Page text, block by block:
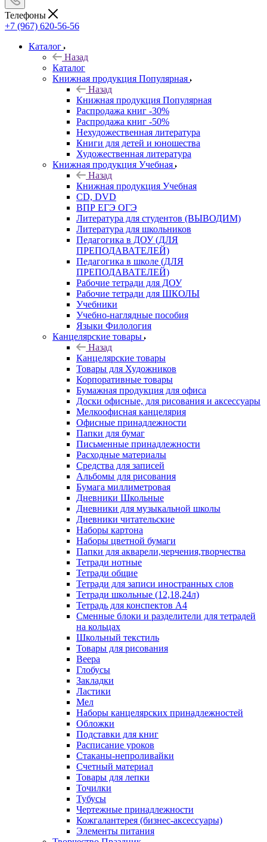
Телефоны
+7 (967) 620-56-56
Каталог
Назад
Каталог
Книжная продукция Популярная
Назад
Книжная продукция Популярная
Распродажа книг -30%
Распродажа книг -50%
Нехудожественная литература
Книги для детей и юношества
Художественная литература
Книжная продукция Учебная
Назад
Книжная продукция Учебная
CD, DVD
ВПР ЕГЭ ОГЭ
Литература для студентов (ВЫВОДИМ)
Литература для школьников
Педагогика в ДОУ (ДЛЯ
ПРЕПОДАВАТЕЛЕЙ)
Педагогика в школе (ДЛЯ
ПРЕПОДАВАТЕЛЕЙ)
Рабочие тетради для ДОУ
Рабочие тетради для ШКОЛЫ
Учебники
Учебно-наглядные пособия
Языки Филология
Канцелярские товары
Назад
Канцелярские товары
Товары для Художников
Корпоративные товары
Бумажная продукция для офиса
Доски офисные, для рисования и аксессуары
Мелкоофисная канцелярия
Офисные принадлежности
Папки для бумаг
Письменные принадлежности
Расходные материалы
Средства для записей
Альбомы для рисования
Бумага миллиметровая
Дневники Школьные
Дневники для музыкальной школы
Дневники читательские
Наборы картона
Наборы цветной бумаги
Папки для акварели,черчения,творчества
Тетради нотные
Тетради общие
Тетради для записи иностранных слов
Тетради школьные (12,18,24л)
Тетрадь для конспектов А4
Сменные блоки и разделители для тетрадей
на кольцах
Школьный текстиль
Товары для рисования
Веера
Глобусы
Закладки
Ластики
Мел
Наборы канцелярских принадлежностей
Обложки
Подставки для книг
Расписание уроков
Стаканы-непроливайки
Счетный материал
Товары для лепки
Точилки
Тубусы
Чертежные принадлежности
Кожгалантерея (бизнес-аксессуары)
Элементы питания